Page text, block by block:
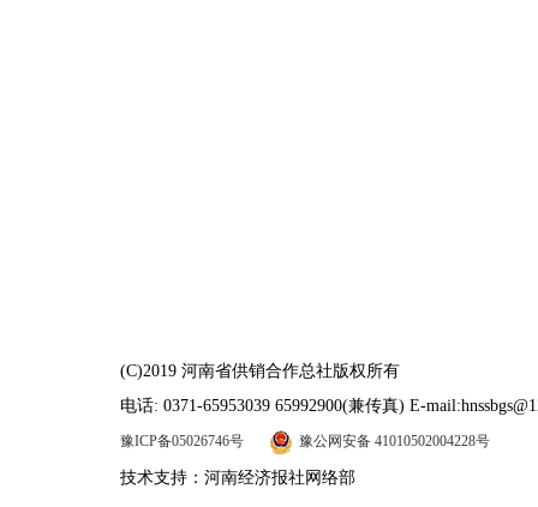
(C)2019 河南省供销合作总社版权所有
电话: 0371-65953039 65992900(兼传真) E-
豫ICP备05026746号 豫公网安备 41010502004228号
技术支持：河南经济报社网络部